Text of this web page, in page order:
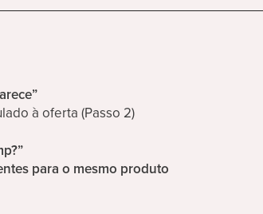
à oferta (Passo 2)
para o mesmo produto